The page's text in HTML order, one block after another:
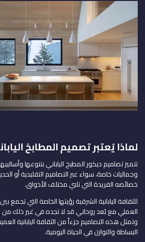
لماذا يُعتبر تصميم المطابخ
تتميز تصاميم ديكور المطبخ الياباني بتنوعها
وجماليات خاصة، سواء عبر التصاميم التقليدية أو
خصائصه الفريدة التي تلبي مختلف الأذواق.
للثقافة اليابانية الشرقية رؤيتها الخاصة التي تجمع
العملي مع بُعد روحاني قد لا تجده في غير ذلك من
وتمثل هذه التصاميم جزءاً من الثقافة اليابانية
البساطة والتوازن في الحياة اليومية.